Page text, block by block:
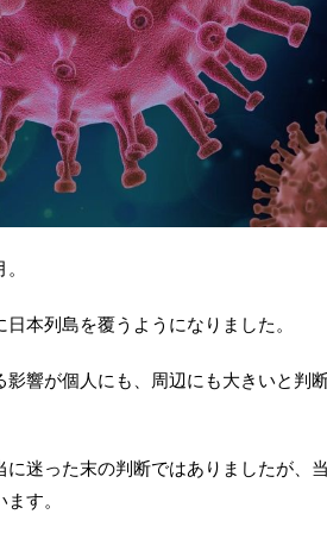
本列島を覆うようになりました。
響が個人にも、周辺にも大きいと判
迷った末の判断ではありましたが、
す。